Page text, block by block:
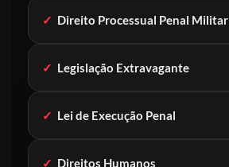
✓ Direito Processual Penal Militar
✓ Legislação Extravagante
✓ Lei de Execução Penal
✓ Direitos Humanos